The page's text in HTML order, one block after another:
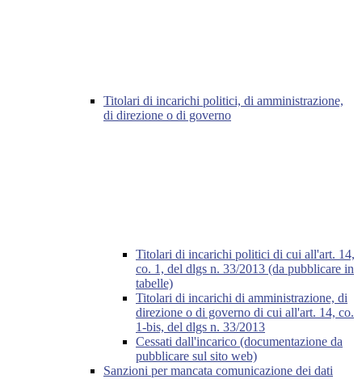
Titolari di incarichi politici, di amministrazione,
di direzione o di governo
Titolari di incarichi politici di cui all'art. 14,
co. 1, del dlgs n. 33/2013 (da pubblicare in
tabelle)
Titolari di incarichi di amministrazione, di
direzione o di governo di cui all'art. 14, co.
1-bis, del dlgs n. 33/2013
Cessati dall'incarico (documentazione da
pubblicare sul sito web)
Sanzioni per mancata comunicazione dei dati